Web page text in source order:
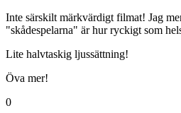
Inte särskilt märkvärdigt filmat! Jag
"skådespelarna" är hur ryckigt som
Lite halvtaskig ljussättning!
Öva mer!
0